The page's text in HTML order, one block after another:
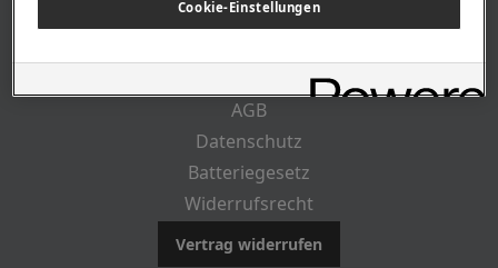
RECHTLICHES
AGB
Datenschutz
Batteriegesetz
Widerrufsrecht
Vertrag widerrufen
Cookie-Einstellungen